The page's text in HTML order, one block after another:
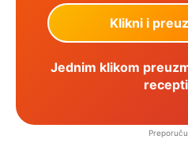
Jednim klikom